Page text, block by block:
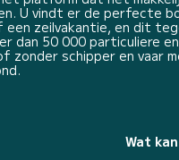
U vindt er de perfecte
zeilvakantie, en dit
dan 50 000 particuliere
zonder schipper en vaar
Wat